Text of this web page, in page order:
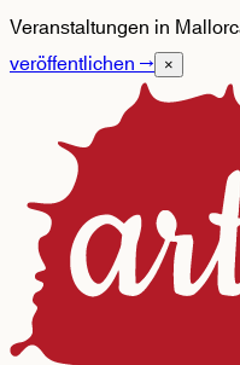
Veranstaltungen in
veröffentlichen→ ×